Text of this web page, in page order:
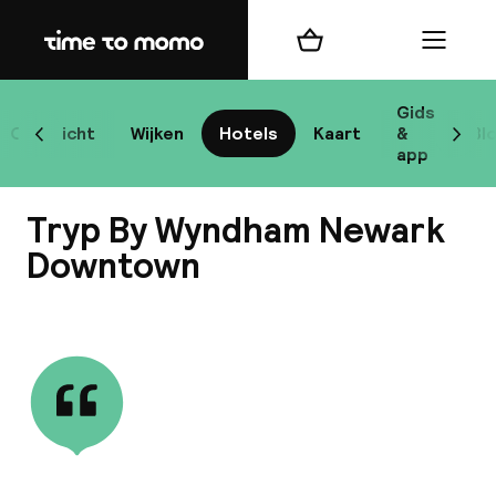
Home
Overzicht Wijken Hotels Kaart
Gids
&
app
Scroll naar links
Winkelmand Menu
Tryp By Wyndham Newark
Downtown